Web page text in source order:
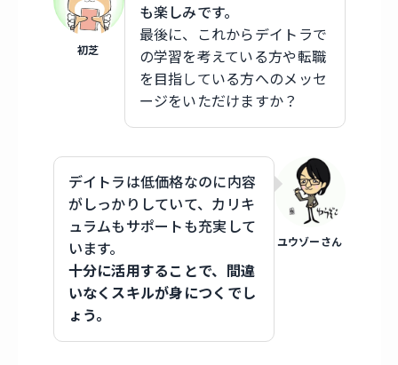
初芝
も楽しみです。
最後に、これからデイトラで
の学習を考えている方や転職
を目指している方へのメッセ
ージをいただけますか？
ユウゾーさん
デイトラは低価格なのに内容
がしっかりしていて、カリキ
ュラムもサポートも充実して
います。
十分に活用することで、間違
いなくスキルが身につくでし
ょう。